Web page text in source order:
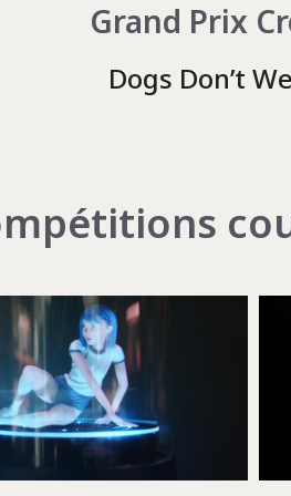
Grand Prix
Dogs Don’t